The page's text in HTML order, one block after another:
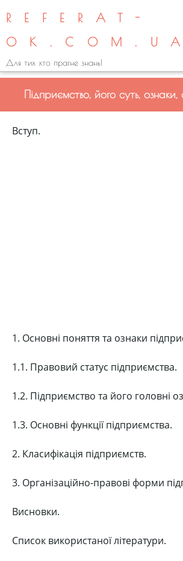
REFERAT-
Для тих хто прагне знань!
Підприємство, його суть,
Вступ.
1. Основні поняття та ознаки
1.1. Правовий статус підприємства.
1.2. Підприємство та його головні
1.3. Основні функції підприємства.
2. Класифікація підприємств.
3. Організаційно-правові форми
Висновки.
Список використаної літератури.